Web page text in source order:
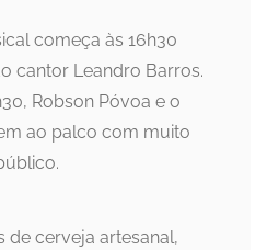
começa às 16h30
cantor Leandro Barros.
Robson Póvoa e o
ao palco com muito
de cerveja artesanal,